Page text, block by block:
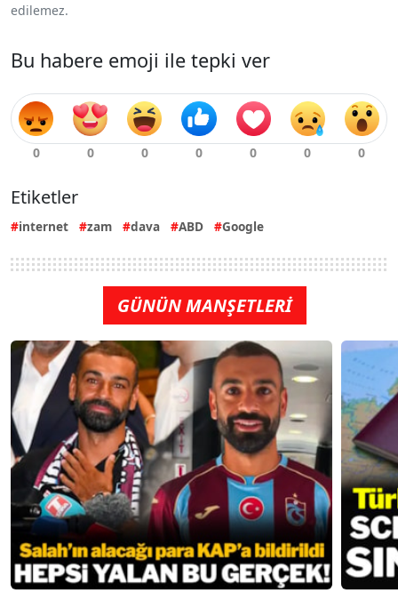
edilemez.
Bu habere emoji ile tepki ver
Etiketler
internet zam dava ABD Google
GÜNÜN MANŞETLERİ